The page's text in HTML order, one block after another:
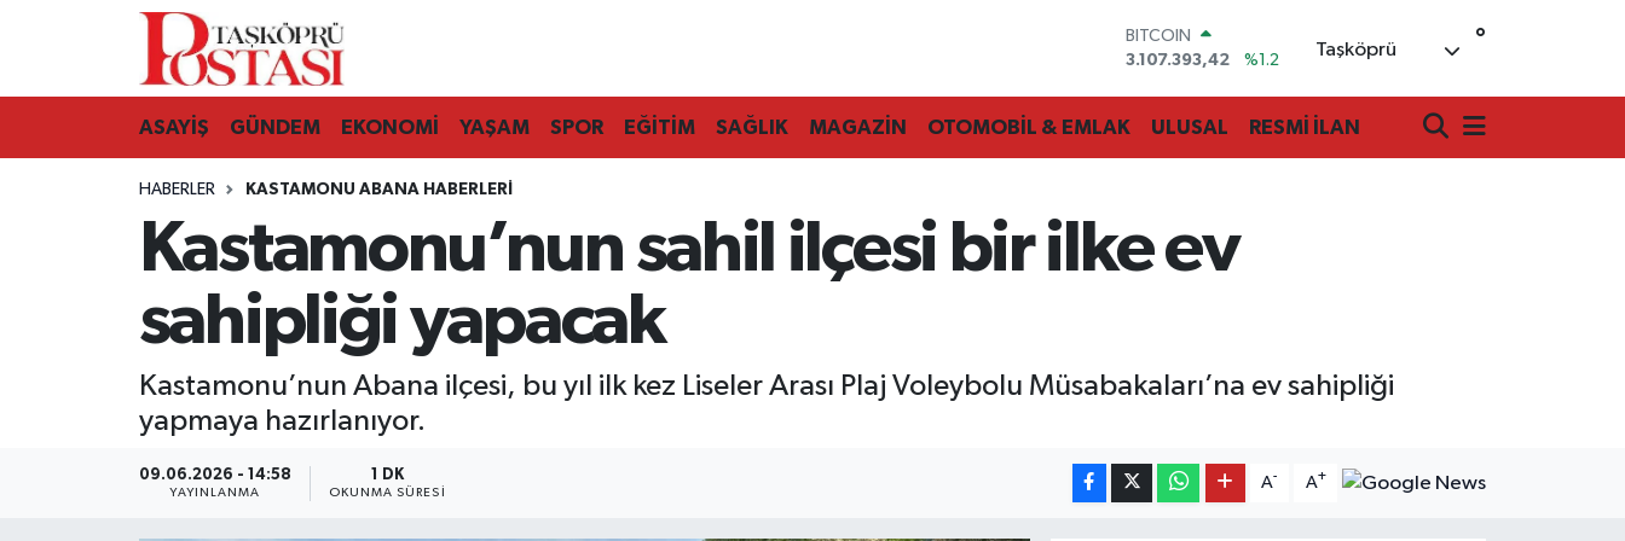
3.107.393,42
DOLAR
EURO
55,1652
%0.27
BİST100
13.773
%-19
Taşköprü °
ASAYİŞ GÜNDEM EKONOMİ YAŞAM SPOR EĞİTİM SAĞLIK MAGAZİN OTOMOBİL & EMLAK ULUSAL RESMİ İLAN
HABERLER KASTAMONU ABANA HABERLERI
Kastamonu’nun sahil ilçesi bir ilke ev
sahipliği yapacak
Kastamonu’nun Abana ilçesi, bu yıl ilk kez Liseler Arası Plaj Voleybolu Müsabakaları’na ev sahipliği
yapmaya hazırlanıyor.
09.06.2026 - 14:58
YAYINLANMA
1 DK
OKUNMA SÜRESI
A- A+
Kastamonu Vefat Edenler
Araç Haberleri
Azdavay Haberleri
Bozkurt Haberleri